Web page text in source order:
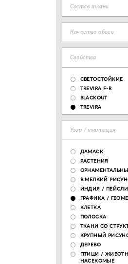
Состав ткани
Качество обоев
Свойства
СВЕТОСТОЙКИЕ
TREVIRA F-R
BLACKOUT
TREVIRA
Узор / имитация
ДАМАСК
РАСТЕНИЯ
В МЕЛКИЙ
ИНДИЯ / ПЕЙСЛИ
ГРАФИКА /
КЛЕТКА
ПОЛОСКА
ТКАНИ СО
КРУПНЫЙ
ДЕРЕВО
ПТИЦИ /
НАСЕКОМЫЕ